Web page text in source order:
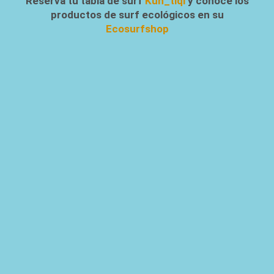
productos de surf ecológicos en su
Ecosurfshop